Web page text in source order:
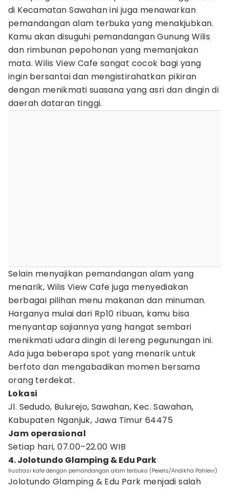
di Kecamatan Sawahan ini juga menawarkan
pemandangan alam terbuka yang menakjubkan.
Kamu akan disuguhi pemandangan Gunung Wilis
dan rimbunan pepohonan yang memanjakan
mata. Wilis View Cafe sangat cocok bagi yang
ingin bersantai dan mengistirahatkan pikiran
dengan menikmati suasana yang asri dan dingin di
daerah dataran tinggi.
Selain menyajikan pemandangan alam yang
menarik, Wilis View Cafe juga menyediakan
berbagai pilihan menu makanan dan minuman.
Harganya mulai dari Rp10 ribuan, kamu bisa
menyantap sajiannya yang hangat sembari
menikmati udara dingin di lereng pegunungan ini.
Ada juga beberapa spot yang menarik untuk
berfoto dan mengabadikan momen bersama
orang terdekat.
Lokasi
Jl. Sedudo, Bulurejo, Sawahan, Kec. Sawahan,
Kabupaten Nganjuk, Jawa Timur 64475
Jam operasional
Setiap hari, 07.00–22.00 WIB
4. Jolotundo Glamping & Edu Park
Ilustrasi kafe dengan pemandangan alam terbuka (Pexels/Andikha Pahlevi)
Jolotundo Glamping & Edu Park menjadi salah